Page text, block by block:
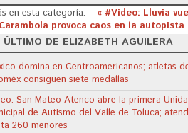
en esta categoría:
« #Video: Lluvia
Carambola provoca caos en la autopista
ÚLTIMO DE ELIZABETH AGUILERA
domina en Centroamericanos; atletas
consiguen siete medallas
San Mateo Atenco abre la primera
de Autismo del Valle de Toluca;
260 menores